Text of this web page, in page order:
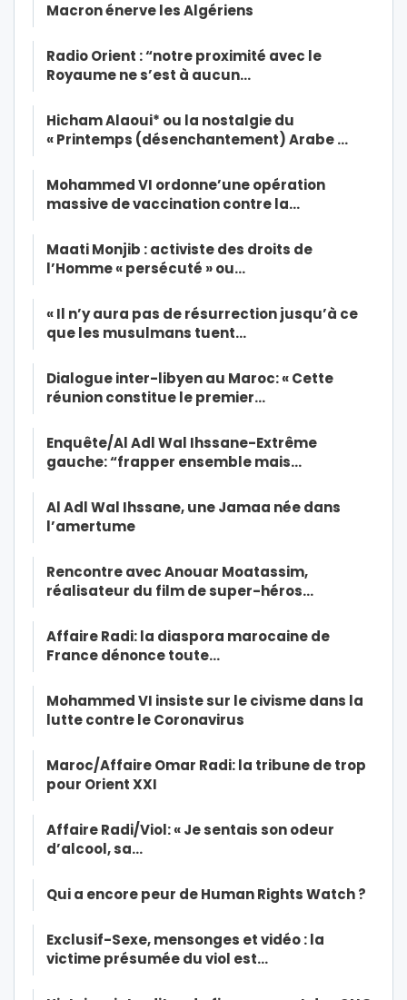
Macron énerve les Algériens
Radio Orient : “notre proximité avec le
Royaume ne s’est à aucun…
Hicham Alaoui* ou la nostalgie du
« Printemps (désenchantement) Arabe …
Mohammed VI ordonne’une opération
massive de vaccination contre la…
Maati Monjib : activiste des droits de
l’Homme « persécuté » ou…
« Il n’y aura pas de résurrection jusqu’à ce
que les musulmans tuent…
Dialogue inter-libyen au Maroc: « Cette
réunion constitue le premier…
Enquête/Al Adl Wal Ihssane-Extrême
gauche: “frapper ensemble mais…
Al Adl Wal Ihssane, une Jamaa née dans
l’amertume
Rencontre avec Anouar Moatassim,
réalisateur du film de super-héros…
Affaire Radi: la diaspora marocaine de
France dénonce toute…
Mohammed VI insiste sur le civisme dans la
lutte contre le Coronavirus
Maroc/Affaire Omar Radi: la tribune de trop
pour Orient XXI
Affaire Radi/Viol: « Je sentais son odeur
d’alcool, sa…
Qui a encore peur de Human Rights Watch ?
Exclusif-Sexe, mensonges et vidéo : la
victime présumée du viol est…